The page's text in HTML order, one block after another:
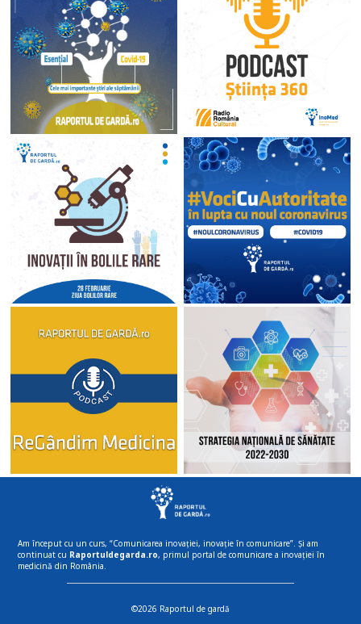
Am început cu un curs, “Comunicarea inovației, inovație în comunicare”. Și am
continuat cu Raportuldegarda.ro, primul portal de comunicare a inovației în
medicină din România.
©2026 Raportul de gardă